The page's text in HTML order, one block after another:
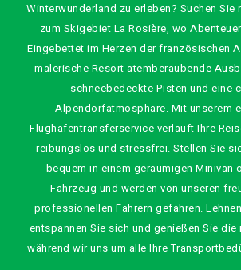
Winterwunderland zu erleben? Suchen
zum Skigebiet La Rosière, wo
Eingebettet im Herzen der französischen
malerische Resort atemberaubende
schneebedeckte Pisten und eine
Alpendorfatmosphäre. Mit unserem
Flughafentransferservice verläuft Ihre
reibungslos und stressfrei. Stellen Sie
bequem in einem geräumigen Minivan
Fahrzeug und werden von unseren
professionellen Fahrern gefahren.
entspannen Sie sich und genießen Sie die
während wir uns um alle Ihre